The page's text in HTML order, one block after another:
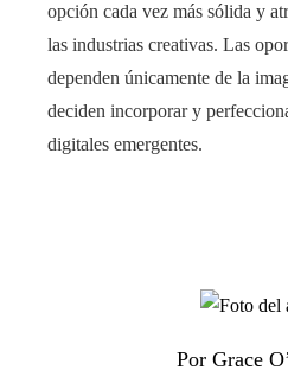
opción cada vez más sólida y
las industrias creativas. Las
dependen únicamente de la
deciden incorporar y
digitales emergentes.
Por Grace